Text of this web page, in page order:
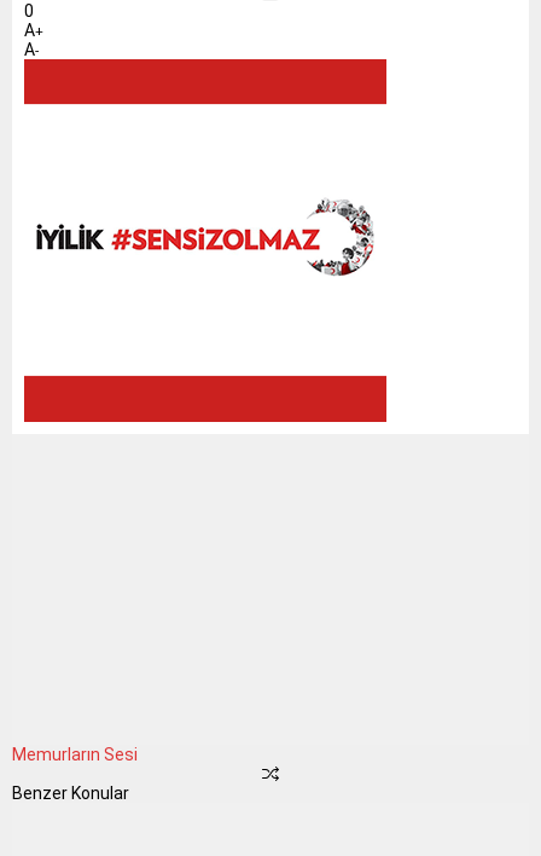
0
A+
A-
Memurların Sesi
Benzer Konular